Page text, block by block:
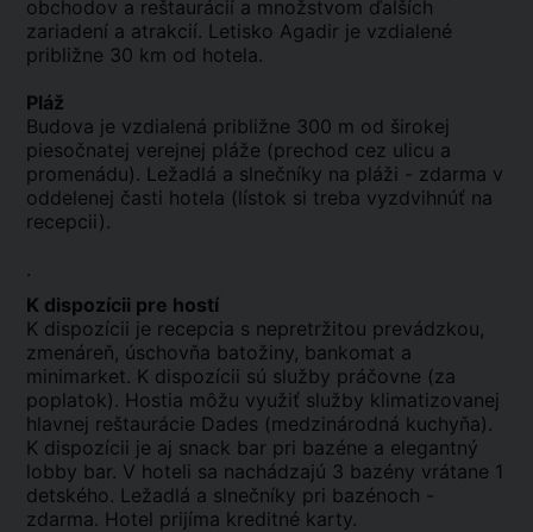
obchodov a reštaurácií a množstvom ďalších
zariadení a atrakcií. Letisko Agadir je vzdialené
približne 30 km od hotela.
Pláž
Budova je vzdialená približne 300 m od širokej
piesočnatej verejnej pláže (prechod cez ulicu a
promenádu). Ležadlá a slnečníky na pláži - zdarma v
oddelenej časti hotela (lístok si treba vyzdvihnúť na
recepcii).
.
K dispozícii pre hostí
K dispozícii je recepcia s nepretržitou prevádzkou,
zmenáreň, úschovňa batožiny, bankomat a
minimarket. K dispozícii sú služby práčovne (za
poplatok). Hostia môžu využiť služby klimatizovanej
hlavnej reštaurácie Dades (medzinárodná kuchyňa).
K dispozícii je aj snack bar pri bazéne a elegantný
lobby bar. V hoteli sa nachádzajú 3 bazény vrátane 1
detského. Ležadlá a slnečníky pri bazénoch -
zdarma. Hotel prijíma kreditné karty.